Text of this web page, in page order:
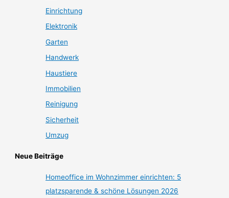
Einrichtung
Elektronik
Garten
Handwerk
Haustiere
Immobilien
Reinigung
Sicherheit
Umzug
Neue Beiträge
Homeoffice im Wohnzimmer einrichten: 5
platzsparende & schöne Lösungen 2026